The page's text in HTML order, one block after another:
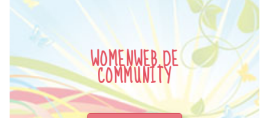
WOMENWEB.DE
COMMUNITY